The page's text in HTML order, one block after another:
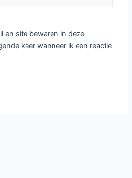
en site bewaren in deze
keer wanneer ik een reactie